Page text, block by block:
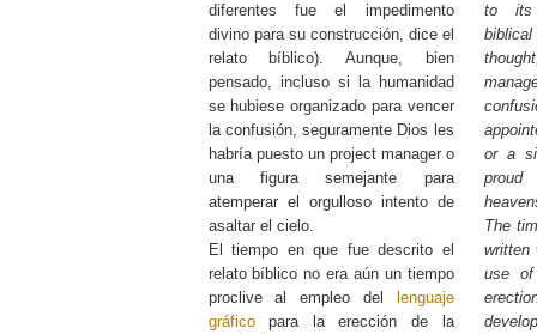
diferentes fue el impedimento
divino para su construcción, dice el
relato bíblico). Aunque, bien
pensado, incluso si la humanidad
se hubiese organizado para vencer
la confusión, seguramente Dios les
habría puesto un project manager o
una figura semejante para
atemperar el orgulloso intento de
asaltar el cielo.
El tiempo en que fue descrito el
relato bíblico no era aún un tiempo
proclive al empleo del
lenguaje
gráficopara la erección de la
to its
or a
The
written
use